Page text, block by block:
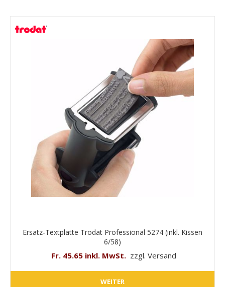
Ersatz-Textplatte Trodat Professional 5274 (inkl. Kissen
6/58)
Fr. 45.65 inkl. MwSt. zzgl. Versand
WEITER